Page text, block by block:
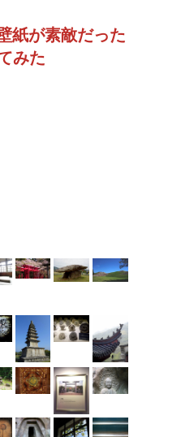
紙が素敵だった
みた